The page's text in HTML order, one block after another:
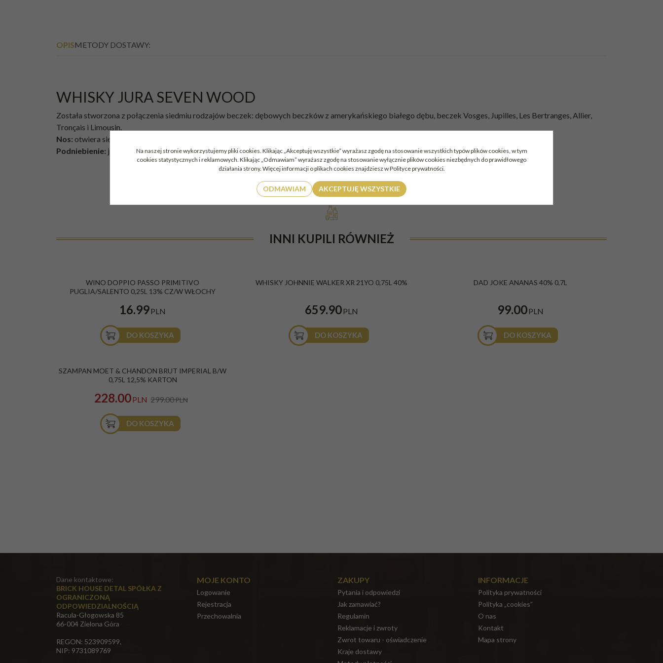
OPISMETODY DOSTAWY:
WHISKY JURA SEVEN WOOD
Została stworzona z połączenia siedmiu rodzajów beczek: dębowych beczków z amerykańskiego białego dębu, beczek Vosges, Jupilles, Les Bertranges, Allier,
Tronçais i Limousin.
Nos: otwiera się lekką brzoskwinią i nutą dymu.
Podniebienie: jest zrównoważone z dużą głębią smaku; nuty lukrecji i kandyzowanej pomarańczy pojawiają się zanim subtelny dym opada w finiszu.
INNI KUPILI RÓWNIEŻ
WINO DOPPIO PASSO PRIMITIVO
PUGLIA/SALENTO 0,25L 13% CZ/W WŁOCHY
16.99PLN
DO KOSZYKA
WHISKY JOHNNIE WALKER XR 21YO 0,75L 40%
659.90PLN
DO KOSZYKA
DAD JOKE ANANAS 40% 0,7L
99.00PLN
DO KOSZYKA
SZAMPAN MOET & CHANDON BRUT IMPERIAL B/W
0,75L 12,5% KARTON
299.00PLN
228.00PLN
DO KOSZYKA
Dane kontaktowe:
BRICK HOUSE DETAL SPÓŁKA Z
OGRANICZONĄ
ODPOWIEDZIALNOŚCIĄ
Racula-Głogowska 85
66-004 Zielona Góra
REGON: 523909599,
NIP: 9731089769
MOJE KONTO
Logowanie
Rejestracja
Przechowalnia
ZAKUPY
Pytania i odpowiedzi
Jak zamawiać?
Regulamin
Reklamacje i zwroty
Zwrot towaru - oświadczenie
Kraje dostawy
INFORMACJE
Polityka prywatności
Polityka „cookies”
O nas
Kontakt
Mapa strony
Na naszej stronie wykorzystujemy pliki cookies. Klikając „Akceptuję wszystkie” wyrażasz zgodę na stosowanie wszystkich typów plików cookies, w tym
cookies statystycznych i reklamowych. Klikając „Odmawiam” wyrażasz zgodę na stosowanie wyłącznie plików cookies niezbędnych do prawidłowego
działania strony. Więcej informacji o plikach cookies znajdziesz w Polityce prywatności.
ODMAWIAM AKCEPTUJĘ WSZYSTKIE